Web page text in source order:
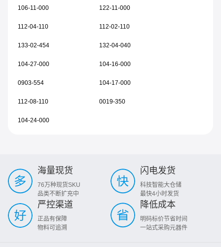
106-11-000 122-11-000
112-04-110 112-02-110
133-02-454 132-04-040
104-27-000 104-16-000
0903-554 104-17-000
112-08-110 0019-350
104-24-000
海量现货
76万种现货SKU
品类不断扩充中
闪电发货
科技智能大仓储
最快4小时发货
严控渠道
正品有保障
物料可追溯
降低成本
明码标价节省时间
一站式采购元器件